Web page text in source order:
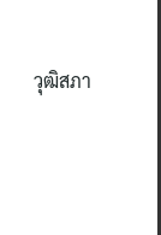
วุฒิสภา